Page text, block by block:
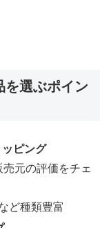
を選ぶポイン
ピング
元の評価をチェ
ど種類豊富